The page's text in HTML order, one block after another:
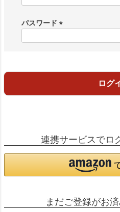
)
パスワード
ログ
連携サービスでロ
まだご登録がお